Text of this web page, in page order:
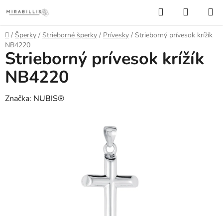
na
obsah
Hľadať
KOŠÍK
Domov
/ Šperky / Strieborné šperky / Prívesky / Strieborný prívesok krížík
NB4220
Strieborný prívesok krížík
NB4220
Značka: NUBIS®